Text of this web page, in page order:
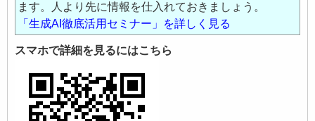
ます。人より先に情報を仕入れておきましょう。
「生成AI徹底活用セミナー」を詳しく見る
スマホで詳細を見るにはこちら